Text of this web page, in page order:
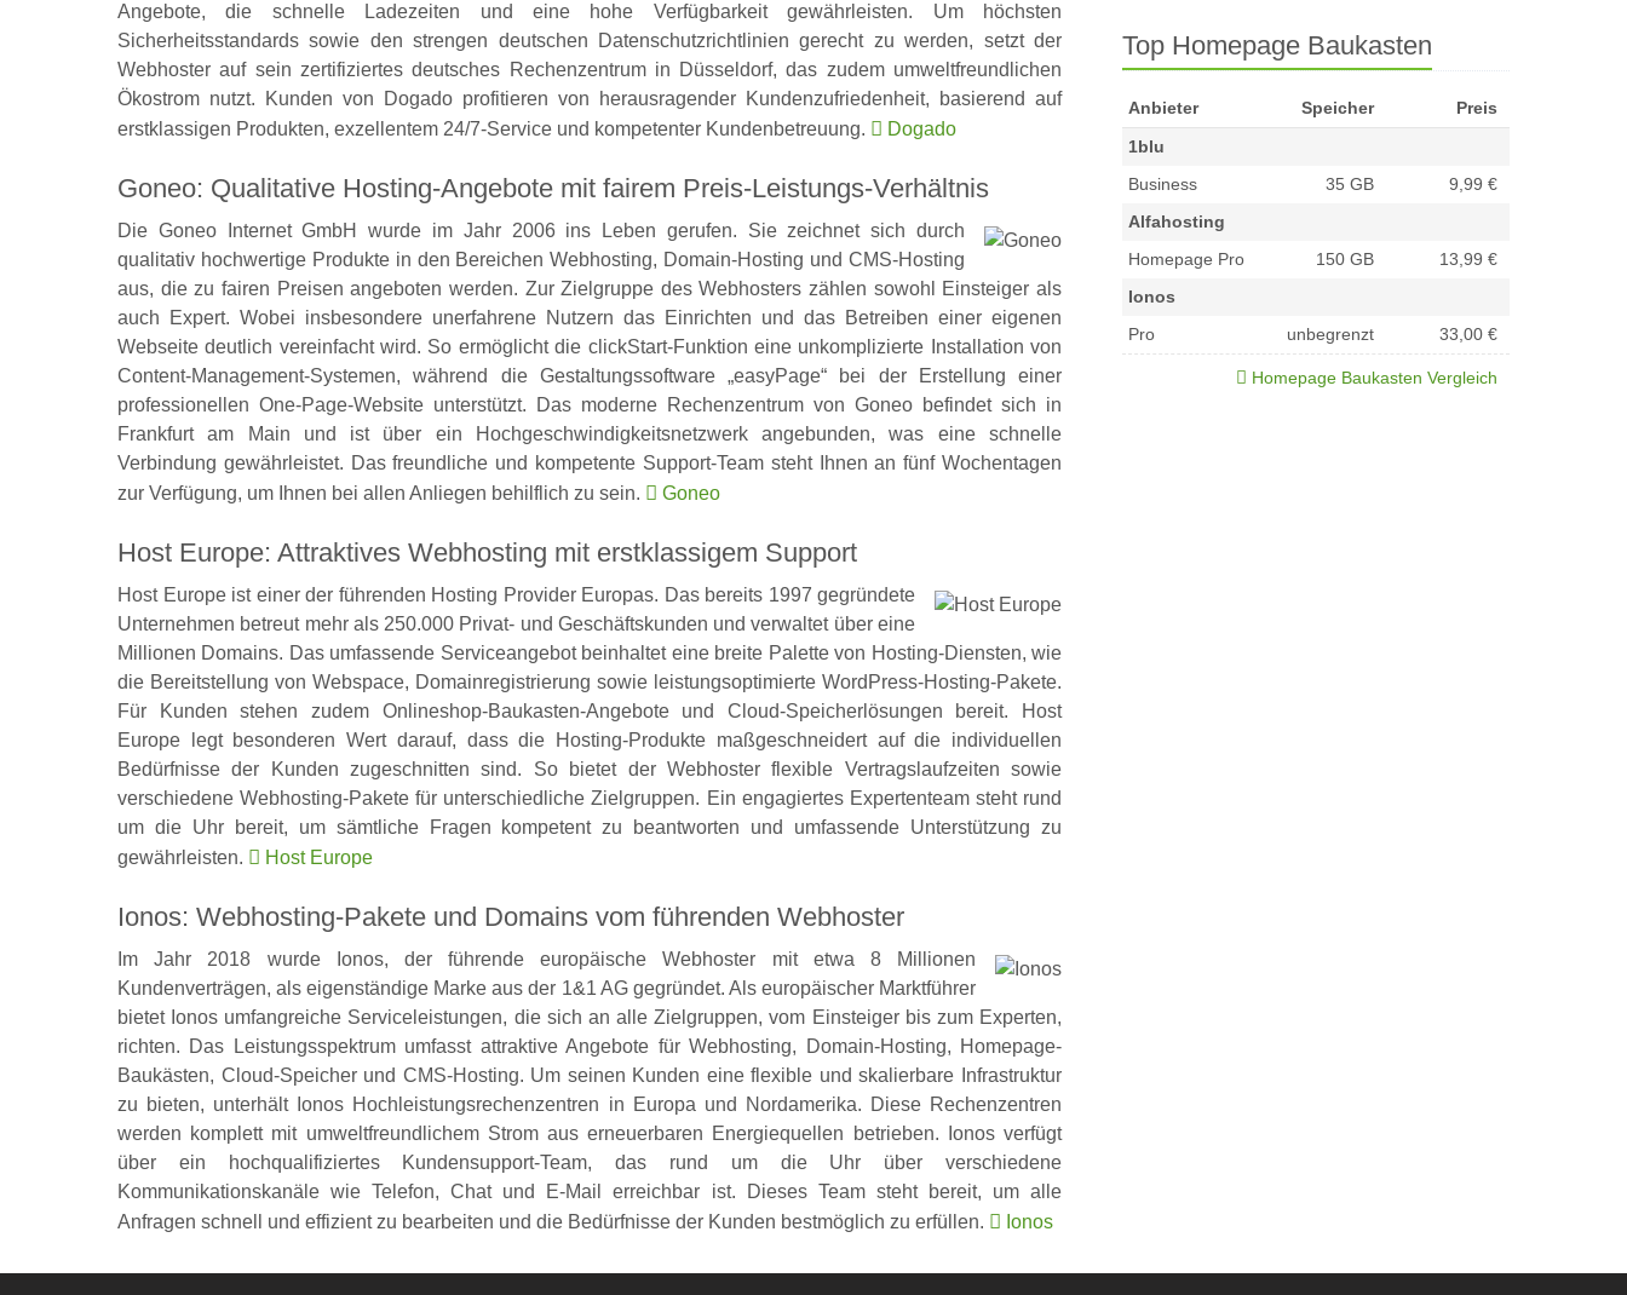
Angebote, die schnelle Ladezeiten und eine hohe Verfügbarkeit gewährleisten. Um höchsten
Sicherheitsstandards sowie den strengen deutschen Datenschutzrichtlinien gerecht zu werden, setzt der
Webhoster auf sein zertifiziertes deutsches Rechenzentrum in Düsseldorf, das zudem umweltfreundlichen
Ökostrom nutzt. Kunden von Dogado profitieren von herausragender Kundenzufriedenheit, basierend auf
erstklassigen Produkten, exzellentem 24/7-Service und kompetenter Kundenbetreuung.
Dogado
Goneo: Qualitative Hosting-Angebote mit fairem Preis-Leistungs-Verhältnis
Die Goneo Internet GmbH wurde im Jahr 2006 ins Leben gerufen. Sie zeichnet sich durch
qualitativ hochwertige Produkte in den Bereichen Webhosting, Domain-Hosting und CMS-Hosting
aus, die zu fairen Preisen angeboten werden. Zur Zielgruppe des Webhosters zählen sowohl Einsteiger als
auch Expert. Wobei insbesondere unerfahrene Nutzern das Einrichten und das Betreiben einer eigenen
Webseite deutlich vereinfacht wird. So ermöglicht die clickStart-Funktion eine unkomplizierte Installation von
Content-Management-Systemen, während die Gestaltungssoftware „easyPage“ bei der Erstellung einer
professionellen One-Page-Website unterstützt. Das moderne Rechenzentrum von Goneo befindet sich in
Frankfurt am Main und ist über ein Hochgeschwindigkeitsnetzwerk angebunden, was eine schnelle
Verbindung gewährleistet. Das freundliche und kompetente Support-Team steht Ihnen an fünf Wochentagen
zur Verfügung, um Ihnen bei allen Anliegen behilflich zu sein.
Goneo
Host Europe: Attraktives Webhosting mit erstklassigem Support
Host Europe ist einer der führenden Hosting Provider Europas. Das bereits 1997 gegründete
Unternehmen betreut mehr als 250.000 Privat- und Geschäftskunden und verwaltet über eine
Millionen Domains. Das umfassende Serviceangebot beinhaltet eine breite Palette von Hosting-Diensten, wie
die Bereitstellung von Webspace, Domainregistrierung sowie leistungsoptimierte WordPress-Hosting-Pakete.
Für Kunden stehen zudem Onlineshop-Baukasten-Angebote und Cloud-Speicherlösungen bereit. Host
Europe legt besonderen Wert darauf, dass die Hosting-Produkte maßgeschneidert auf die individuellen
Bedürfnisse der Kunden zugeschnitten sind. So bietet der Webhoster flexible Vertragslaufzeiten sowie
verschiedene Webhosting-Pakete für unterschiedliche Zielgruppen. Ein engagiertes Expertenteam steht rund
um die Uhr bereit, um sämtliche Fragen kompetent zu beantworten und umfassende Unterstützung zu
gewährleisten.
Host Europe
Ionos: Webhosting-Pakete und Domains vom führenden Webhoster
Im Jahr 2018 wurde Ionos, der führende europäische Webhoster mit etwa 8 Millionen
Kundenverträgen, als eigenständige Marke aus der 1&1 AG gegründet. Als europäischer Marktführer
bietet Ionos umfangreiche Serviceleistungen, die sich an alle Zielgruppen, vom Einsteiger bis zum Experten,
richten. Das Leistungsspektrum umfasst attraktive Angebote für Webhosting, Domain-Hosting, Homepage-
Baukästen, Cloud-Speicher und CMS-Hosting. Um seinen Kunden eine flexible und skalierbare Infrastruktur
zu bieten, unterhält Ionos Hochleistungsrechenzentren in Europa und Nordamerika. Diese Rechenzentren
werden komplett mit umweltfreundlichem Strom aus erneuerbaren Energiequellen betrieben. Ionos verfügt
über ein hochqualifiziertes Kundensupport-Team, das rund um die Uhr über verschiedene
Kommunikationskanäle wie Telefon, Chat und E-Mail erreichbar ist. Dieses Team steht bereit, um alle
Anfragen schnell und effizient zu bearbeiten und die Bedürfnisse der Kunden bestmöglich zu erfüllen.
Ionos
Top Homepage Baukasten
Anbieter Speicher
Preis
1blu
Business
35 GB
9,99 €
Alfahosting
Homepage Pro
150 GB
13,99 €
Ionos
Pro
unbegrenzt 33,00 €
Homepage Baukasten Vergleich